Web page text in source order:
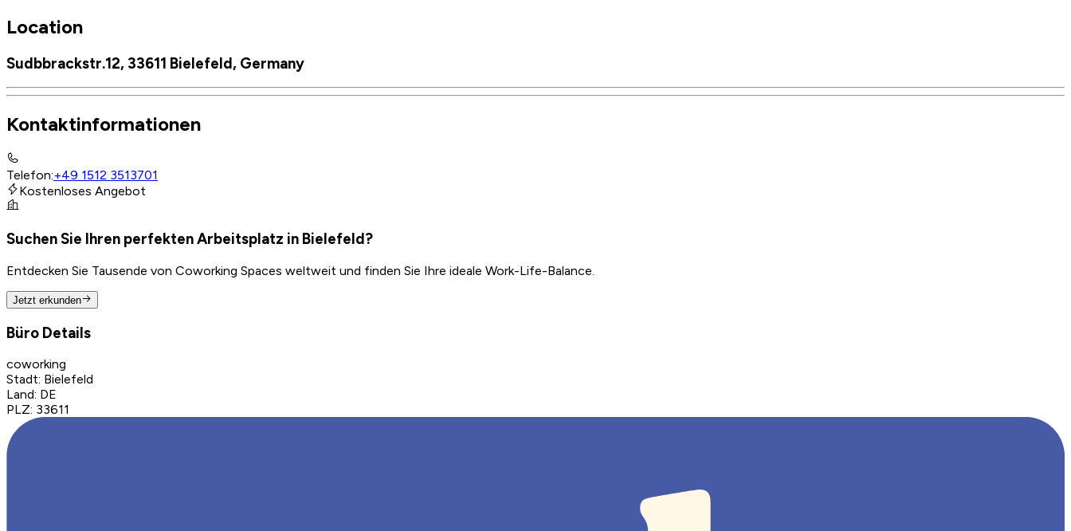
Location
Sudbbrackstr.12, 33611 Bielefeld, Germany
Kontaktinformationen
Telefon:+49 1512 3513701
Kostenloses Angebot
Suchen Sie Ihren perfekten Arbeitsplatz in Bielefeld?
Entdecken Sie Tausende von Coworking Spaces weltweit und finden Sie Ihre ideale Work-Life-Balance.
Jetzt erkunden
Büro Details
coworking
Stadt: Bielefeld
Land: DE
PLZ: 33611